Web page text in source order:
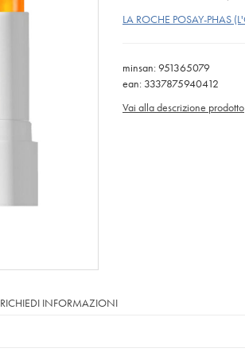
LA ROCHE POSAY-PHAS
minsan: 951365079
ean: 3337875940412
Vai alla descrizione prodotto
RICHIEDI INFORMAZIONI